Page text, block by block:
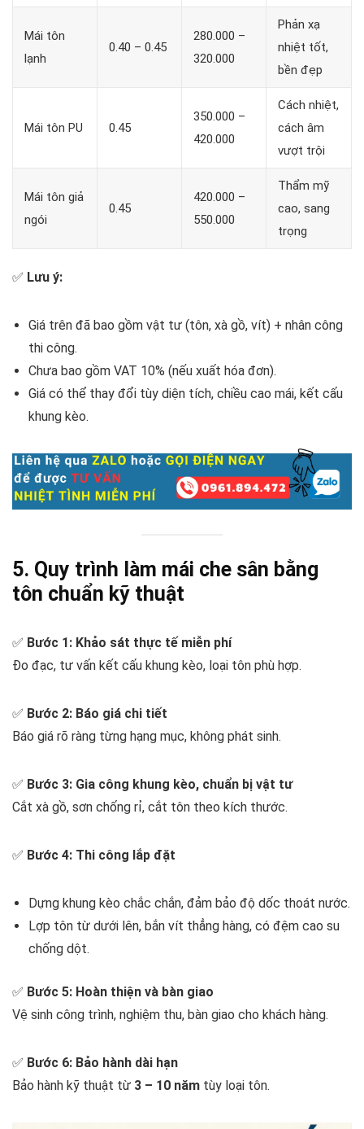
Mái tôn
lạnh
0.40 – 0.45
280.000 –
320.000
Phản xạ
nhiệt tốt,
bền đẹp
Mái tôn PU 0.45
350.000 –
420.000
Cách nhiệt,
cách âm
vượt trội
Mái tôn giả
ngói
0.45
420.000 –
550.000
Thẩm mỹ
cao, sang
trọng
✅ Lưu ý:
Giá trên đã bao gồm vật tư (tôn, xà gồ, vít) + nhân công
thi công.
Chưa bao gồm VAT 10% (nếu xuất hóa đơn).
Giá có thể thay đổi tùy diện tích, chiều cao mái, kết cấu
khung kèo.
5. Quy trình làm mái che sân bằng
tôn chuẩn kỹ thuật
✅ Bước 1: Khảo sát thực tế miễn phí
Đo đạc, tư vấn kết cấu khung kèo, loại tôn phù hợp.
✅ Bước 2: Báo giá chi tiết
Báo giá rõ ràng từng hạng mục, không phát sinh.
✅ Bước 3: Gia công khung kèo, chuẩn bị vật tư
Cắt xà gồ, sơn chống rỉ, cắt tôn theo kích thước.
✅ Bước 4: Thi công lắp đặt
Dựng khung kèo chắc chắn, đảm bảo độ dốc thoát nước.
Lợp tôn từ dưới lên, bắn vít thẳng hàng, có đệm cao su
chống dột.
✅ Bước 5: Hoàn thiện và bàn giao
Vệ sinh công trình, nghiệm thu, bàn giao cho khách hàng.
✅ Bước 6: Bảo hành dài hạn
Bảo hành kỹ thuật từ 3 – 10 năm tùy loại tôn.